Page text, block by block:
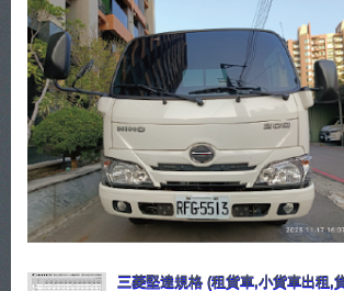
三菱堅達規格 (租貨車,小貨車出租,